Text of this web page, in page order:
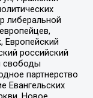
либеральной
российский
свободы
партнерство
Евангельских